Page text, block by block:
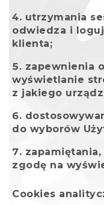
utrzymania
odwiedza i
klienta;
zapewnienia
wyświetlanie
z jakiego
do wyborów
zgodę na
Cookies